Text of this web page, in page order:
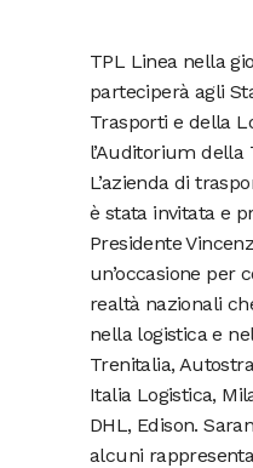
TPL Linea nella
parteciperà agli
Trasporti e della
l’Auditorium della
L’azienda di
è stata invitata e
Presidente
un’occasione per
realtà nazionali
nella logistica e
Trenitalia,
Italia Logistica,
DHL, Edison.
alcuni